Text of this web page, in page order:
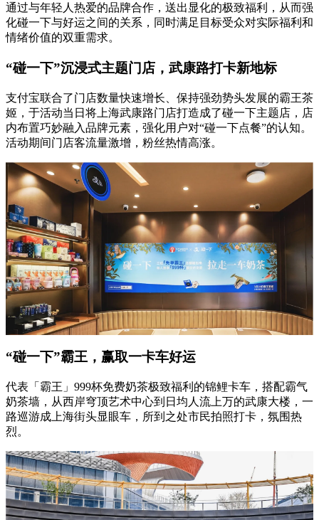
通过与年轻人热爱的品牌合作，送出显化的极致福利，从而强
化碰一下与好运之间的关系，同时满足目标受众对实际福利和
情绪价值的双重需求。
“碰一下”沉浸式主题门店，武康路打卡新地标
支付宝联合了门店数量快速增长、保持强劲势头发展的霸王茶
姬，于活动当日将上海武康路门店打造成了碰一下主题店，店
内布置巧妙融入品牌元素，强化用户对“碰一下点餐”的认知。
活动期间门店客流量激增，粉丝热情高涨。
“碰一下”霸王，赢取一卡车好运
代表「霸王」999杯免费奶茶极致福利的锦鲤卡车，搭配霸气
奶茶墙，从西岸穹顶艺术中心到日均人流上万的武康大楼，一
路巡游成上海街头显眼车，所到之处市民拍照打卡，氛围热
烈。